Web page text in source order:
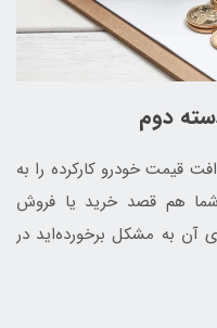
دوم
قیمت خودرو کارکرده را به
شما هم قصد خرید یا فروش
آن به مشکل برخورده‌اید در